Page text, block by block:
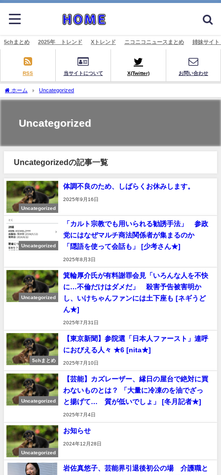
5chまとめ 2025年 トレンド Xトレンド ニコニコニュースまとめ 姉妹サイ
RSS 当サイトについて X(Twitter) お問い合わせ
ホーム Uncategorized
Uncategorized
Uncategorizedの記事一覧
Uncategorized
体調不良のため、しばらくお休みします。
2025年9月16日
Uncategorized
「カルト宗教でも用いられる勧誘手法」 参政
党にはなぜマルチ商法関係者が集まるのか
「隠語を使って会話も」 [少考さん★]
2025年8月3日
Uncategorized
箕輪厚介氏が有料謝罪会見「いろんな人を不快
に…不倫だけはダメだ」 殺害予告被害明か
し、いけちゃんファンには土下座も [ネギうど
ん★]
2025年7月31日
5chまとめ
【東京新聞】参院選「日本人ファースト」連呼
におびえる人々 ★6 [nita★]
2025年7月10日
Uncategorized
【芸能】カズレーザー、縁日の屋台で絶対に買
わないものとは？ 「大量に冷凍のを油でざっ
と揚げて… 質が低いでしょ」 [冬月記者★]
2025年7月4日
Uncategorized
お知らせ
2024年12月28日
岩佐真悠子、芸能界引退後初公の場 介護職と